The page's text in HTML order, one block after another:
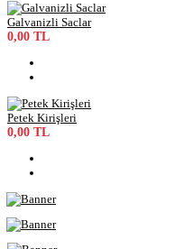
Galvanizli Saclar
0,00 TL
Petek Kirişleri
0,00 TL